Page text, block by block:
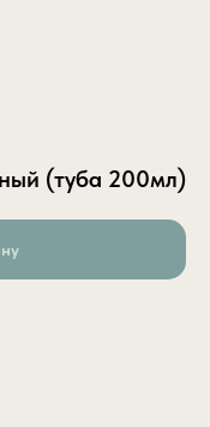
(туба 200мл)